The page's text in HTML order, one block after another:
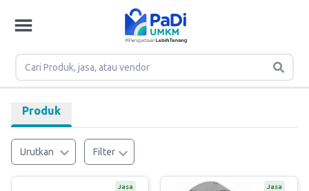
Produk
Urutkan Filter
Jasa Jasa